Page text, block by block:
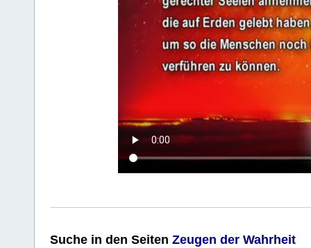
Suche in den Seiten Zeugen der Wahrheit